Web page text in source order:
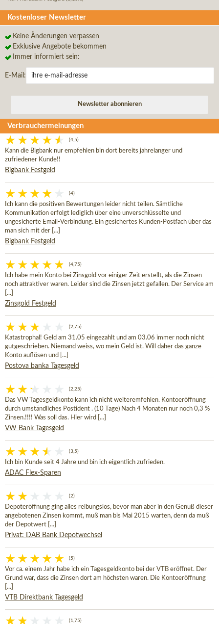
Kostenloser Newsletter
Keine Änderungen verpassen
Exklusive Angebote bekommen
Immer informiert sein:
E-Mail:
Verbrauchermeinungen
(4,5)
Kann die Bigbank nur empfehlen bin dort bereits jahrelanger und
zufriedener Kunde!!
Bigbank Festgeld
(4)
Ich kann die positiven Bewertungen leider nicht teilen. Sämtliche
Kommunikation erfolgt lediglich über eine unverschlüsselte und
ungesicherte Email-Verbindung. Ein gesichertes Kunden-Postfach über das
man sich mit der [...]
Bigbank Festgeld
(4,75)
Ich habe mein Konto bei Zinsgold vor einiger Zeit erstellt, als die Zinsen
noch attraktiver waren. Leider sind die Zinsen jetzt gefallen. Der Service am
[...]
Zinsgold Festgeld
(2,75)
Katastrophal! Geld am 31.05 eingezahlt und am 03.06 immer noch nicht
gutgeschrieben. Niemand weiss, wo mein Geld ist. Will daher das ganze
Konto auflösen und [...]
Postova banka Tagesgeld
(2,25)
Das VW Tagesgeldkonto kann ich nicht weiteremfehlen. Kontoeröffnung
durch umständliches Postident . (10 Tage) Nach 4 Monaten nur noch 0,3 %
Zinsen.!!!! Was soll das. Hier wird [...]
VW Bank Tagesgeld
(3,5)
Ich bin Kunde seit 4 Jahre und bin ich eigentlich zufrieden.
ADAC Flex-Sparen
(2)
Depoteröffnung ging alles reibungslos, bevor man aber in den Genuß dieser
angebotenen Zinsen kommt, muß man bis Mai 2015 warten, denn da muß
der Depotwert [...]
Privat: DAB Bank Depotwechsel
(5)
Vor ca. einem Jahr habe ich ein Tagesgeldkonto bei der VTB eröffnet. Der
Grund war, dass die Zinsen dort am höchsten waren. Die Kontoeröffnung
[...]
VTB Direktbank Tagesgeld
(1,75)